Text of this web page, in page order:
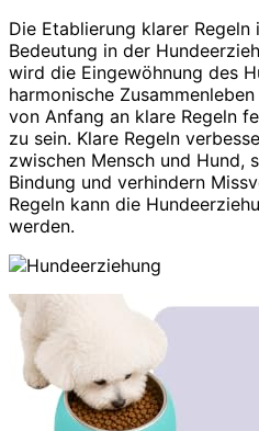
Die Etablierung klarer
Bedeutung in der
wird die Eingewöhnung des
harmonische
von Anfang an klare Regeln
zu sein. Klare Regeln
zwischen Mensch und Hund,
Bindung und verhindern
Regeln kann die
werden.